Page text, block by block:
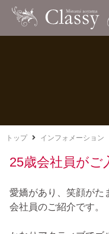
トップ インフォメーション
25歳会社員がご
愛嬌があり、笑顔がた
会社員のご紹介です。